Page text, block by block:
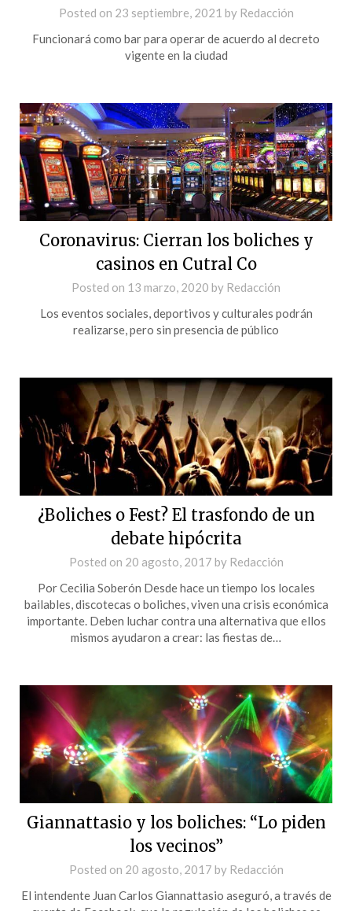
Posted on 23 septiembre, 2021 by Redacción
Funcionará como bar para operar de acuerdo al decreto
vigente en la ciudad
Coronavirus: Cierran los boliches y
casinos en Cutral Co
Posted on 13 marzo, 2020 by Redacción
Los eventos sociales, deportivos y culturales podrán
realizarse, pero sin presencia de público
¿Boliches o Fest? El trasfondo de un
debate hipócrita
Posted on 20 agosto, 2017 by Redacción
Por Cecilia Soberón Desde hace un tiempo los locales
bailables, discotecas o boliches, viven una crisis económica
importante. Deben luchar contra una alternativa que ellos
mismos ayudaron a crear: las fiestas de…
Giannattasio y los boliches: “Lo piden
los vecinos”
Posted on 20 agosto, 2017 by Redacción
El intendente Juan Carlos Giannattasio aseguró, a través de